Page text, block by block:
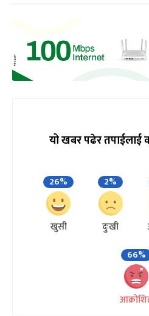
यो खबर पढेर तपाईलाई
26%
खुसी
2%
दुःखी
66%